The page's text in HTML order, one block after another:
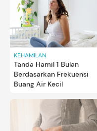
KEHAMILAN
Tanda Hamil 1 Bulan
Berdasarkan Frekuensi
Buang Air Kecil